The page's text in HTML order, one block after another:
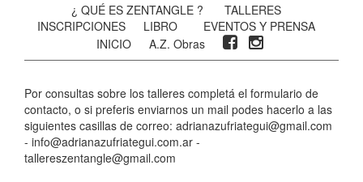
¿ QUÉ ES ZENTANGLE ?
TALLERES
INSCRIPCIONES
LIBRO
EVENTOS Y PRENSA
INICIO
A.Z. Obras
Por consultas sobre los talleres completá el formulario de
contacto, o si preferis enviarnos un mail podes hacerlo a las
siguientes casillas de correo: adrianazufriategui@gmail.com
- info@adrianazufriategui.com.ar -
tallereszentangle@gmail.com